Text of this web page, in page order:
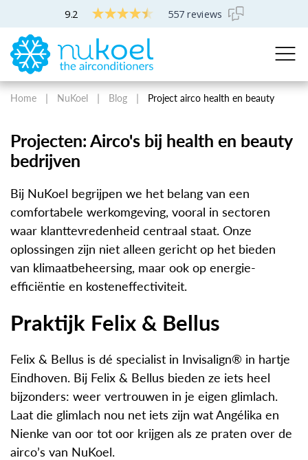
9.2 557 reviews
Home NuKoel Blog Project airco health en beauty
Projecten: Airco's bij health en beauty
bedrijven
Bij NuKoel begrijpen we het belang van een
comfortabele werkomgeving, vooral in sectoren
waar klanttevredenheid centraal staat. Onze
oplossingen zijn niet alleen gericht op het bieden
van klimaatbeheersing, maar ook op energie-
efficiëntie en kosteneffectiviteit.
Praktijk Felix & Bellus
Felix & Bellus is dé specialist in Invisalign® in hartje
Eindhoven. Bij Felix & Bellus bieden ze iets heel
bijzonders: weer vertrouwen in je eigen glimlach.
Laat die glimlach nou net iets zijn wat Angélika en
Nienke van oor tot oor krijgen als ze praten over de
airco’s van NuKoel.